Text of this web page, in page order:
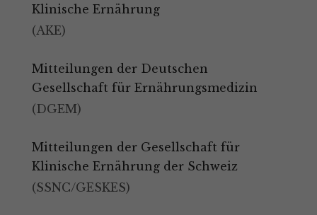
Klinische Ernährung
(AKE)
Mitteilungen der Deutschen
Gesellschaft für Ernährungsmedizin
(DGEM)
Mitteilungen der Gesellschaft für
Klinische Ernährung der Schweiz
(SSNC/GESKES)